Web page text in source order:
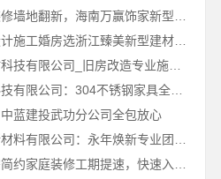
直营住宅装修设计施工婚房选浙江臻美新型建材有限公司
嘉兴美居乐建材科技有限公司_旧房改造专业施工口碑推荐
江苏东钢金属科技有限公司：304不锈钢家具全国地址
蓝建投武功分公司全包放心